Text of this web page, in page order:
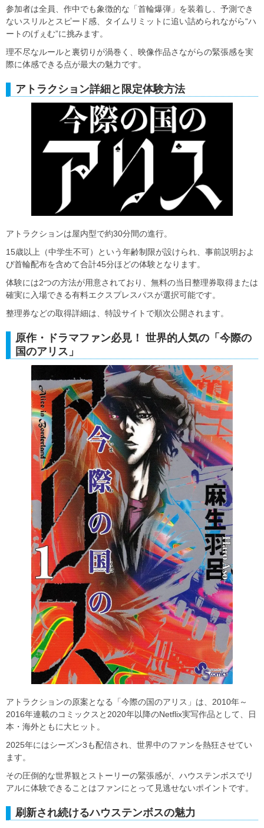
参加者は全員、作中でも象徴的な「首輪爆弾」を装着し、予測でき
ないスリルとスピード感、タイムリミットに追い詰められながら“ハ
ートのげぇむ”に挑みます。
理不尽なルールと裏切りが渦巻く、映像作品さながらの緊張感を実
際に体感できる点が最大の魅力です。
アトラクション詳細と限定体験方法
アトラクションは屋内型で約30分間の進行。
15歳以上（中学生不可）という年齢制限が設けられ、事前説明およ
び首輪配布を含めて合計45分ほどの体験となります。
体験には2つの方法が用意されており、無料の当日整理券取得または
確実に入場できる有料エクスプレスパスが選択可能です。
整理券などの取得詳細は、特設サイトで順次公開されます。
原作・ドラマファン必見！ 世界的人気の「今際の
国のアリス」
アトラクションの原案となる「今際の国のアリス」は、2010年～
2016年連載のコミックスと2020年以降のNetflix実写作品として、日
本・海外ともに大ヒット。
2025年にはシーズン3も配信され、世界中のファンを熱狂させてい
ます。
その圧倒的な世界観とストーリーの緊張感が、ハウステンボスでリ
アルに体験できることはファンにとって見逃せないポイントです。
刷新され続けるハウステンボスの魅力